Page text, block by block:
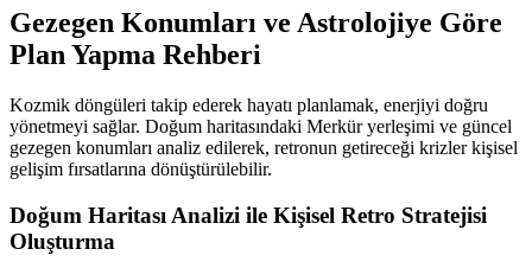
Gezegen Konumları ve Astrolojiye Göre
Plan Yapma Rehberi
Kozmik döngüleri takip ederek hayatı planlamak, enerjiyi doğru
yönetmeyi sağlar. Doğum haritasındaki Merkür yerleşimi ve güncel
gezegen konumları analiz edilerek, retronun getireceği krizler kişisel
gelişim fırsatlarına dönüştürülebilir.
Doğum Haritası Analizi ile Kişisel Retro Stratejisi
Oluşturma